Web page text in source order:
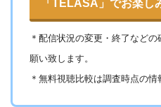
規約に同意して加
たん決済の内容を
au IDにログインし、
力
「TELASA」でお楽し
＊ 配信状況の変更・終了など
願い致します。
＊無料視聴比較は調査時点の情